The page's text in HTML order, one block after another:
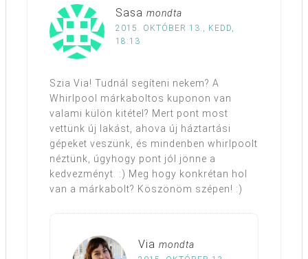
Sasa mondta
2015. OKTÓBER 13., KEDD,
18:13
Szia Via! Tudnál segíteni nekem? A
Whirlpool márkaboltos kuponon van
valami külön kitétel? Mert pont most
vettünk új lakást, ahova új háztartási
gépeket veszünk, és mindenben whirlpoolt
néztünk, úgyhogy pont jól jönne a
kedvezményt. :) Meg hogy konkrétan hol
van a márkabolt? Köszönöm szépen! :)
Via mondta